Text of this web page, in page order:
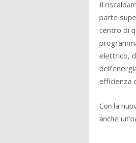
Il
parte
centro di
elettrico,
efficienza
Con la
anche